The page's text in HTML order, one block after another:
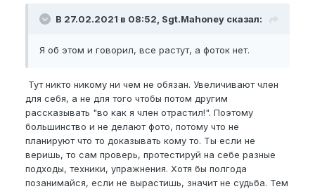
В 27.02.2021 в 08:52, Sgt.Mahoney сказал:
Я об этом и говорил, все растут, а фоток нет.
Тут никто никому ни чем не обязан. Увеличивают член
для себя, а не для того чтобы потом другим
рассказывать "во как я член отрастил!". Поэтому
большинство и не делают фото, потому что не
планируют что то доказывать кому то. Ты если не
веришь, то сам проверь, протестируй на себе разные
подходы, техники, упражнения. Хотя бы полгода
позанимайся, если не вырастишь, значит не судьба. Тем